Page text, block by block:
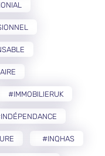
#IMMOBILIERUK
#INQHAS